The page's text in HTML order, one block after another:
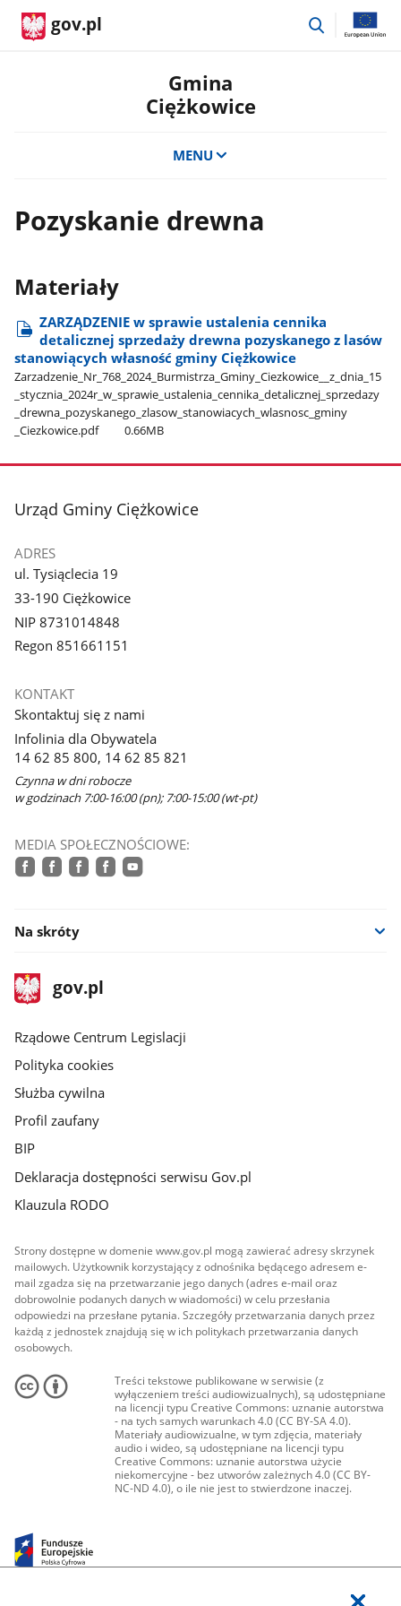
gov.pl
przejdź
Gmina
Ciężkowice
MENU
Pozyskanie drewna
Materiały
ZARZĄDZENIE w sprawie ustalenia cennika
detalicznej sprzedaży drewna pozyskanego z lasów
stanowiących własność gminy Ciężkowice
Zarzadzenie​_Nr​_768​_2024​_Burmistrza​_Gminy​_Ciezkowice​_​_z​_dnia​_15​
_stycznia​_2024r​_w​_sprawie​_ustalenia​_cennika​_detalicznej​_sprzedazy​
_drewna​_pozyskanego​_zlasow​_stanowiacych​_wlasnosc​_gminy​
_Ciezkowice.pdf
0.66MB
stopka
Urząd Gminy Ciężkowice
ADRES
ul. Tysiąclecia 19
33-190 Ciężkowice
NIP 8731014848
Regon 851661151
KONTAKT
Skontaktuj się z nami
Infolinia dla Obywatela
14 62 85 800, 14 62 85 821
Czynna w dni robocze
w godzinach 7:00-16:00 (pn); 7:00-15:00 (wt-pt)
MEDIA SPOŁECZNOŚCIOWE:
Na skróty
stopka
gov.plStrona
gov.pl
Rządowe Centrum Legislacji
Polityka cookies
Służba cywilna
Profil zaufany
BIP
Deklaracja dostępności serwisu Gov.pl
Klauzula RODO
Strony dostępne w domenie www.gov.pl mogą zawierać adresy skrzynek
mailowych. Użytkownik korzystający z odnośnika będącego adresem e-
mail zgadza się na przetwarzanie jego danych (adres e-mail oraz
dobrowolnie podanych danych w wiadomości) w celu przesłania
odpowiedzi na przesłane pytania. Szczegóły przetwarzania danych przez
każdą z jednostek znajdują się w ich politykach przetwarzania danych
osobowych.
Treści tekstowe publikowane w serwisie (z
wyłączeniem treści audiowizualnych), są udostępniane
na licencji typu Creative Commons: uznanie autorstwa
- na tych samych warunkach 4.0 (CC BY-SA 4.0).
Materiały audiowizualne, w tym zdjęcia, materiały
audio i wideo, są udostępniane na licencji typu
Creative Commons: uznanie autorstwa użycie
niekomercyjne - bez utworów zależnych 4.0 (CC BY-
NC-ND 4.0), o ile nie jest to stwierdzone inaczej.